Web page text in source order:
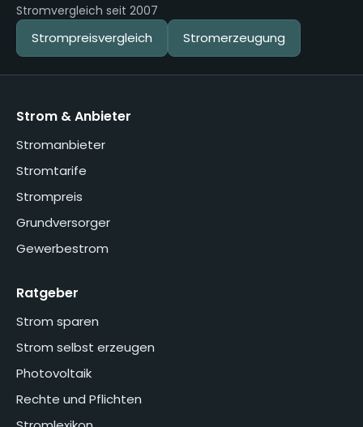
Stromvergleich seit 2007
Strompreisvergleich Stromerzeugung
Strom & Anbieter
Stromanbieter
Stromtarife
Strompreis
Grundversorger
Gewerbestrom
Ratgeber
Strom sparen
Strom selbst erzeugen
Photovoltaik
Rechte und Pflichten